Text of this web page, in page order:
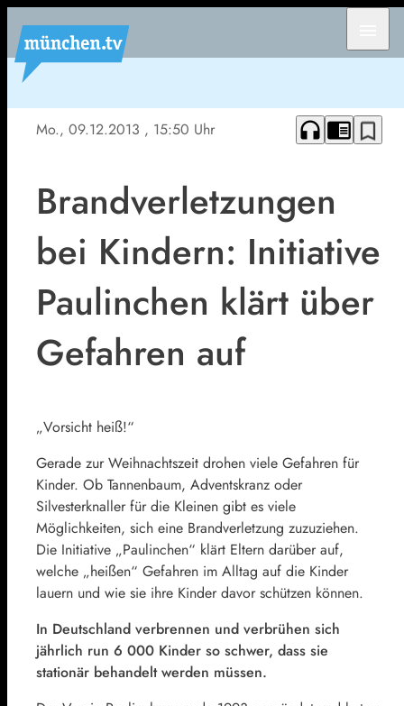
Mo., 09.12.2013 , 15:50 Uhr headphones chrome_reader_mode bookmark_border
Brandverletzungen
bei Kindern: Initiative
Paulinchen klärt über
Gefahren auf
„Vorsicht heiß!“
Gerade zur Weihnachtszeit drohen viele Gefahren für
Kinder. Ob Tannenbaum, Adventskranz oder
Silvesterknaller für die Kleinen gibt es viele
Möglichkeiten, sich eine Brandverletzung zuzuziehen.
Die Initiative „Paulinchen“ klärt Eltern darüber auf,
welche „heißen“ Gefahren im Alltag auf die Kinder
lauern und wie sie ihre Kinder davor schützen können.
In Deutschland verbrennen und verbrühen sich
jährlich run 6 000 Kinder so schwer, dass sie
stationär behandelt werden müssen.